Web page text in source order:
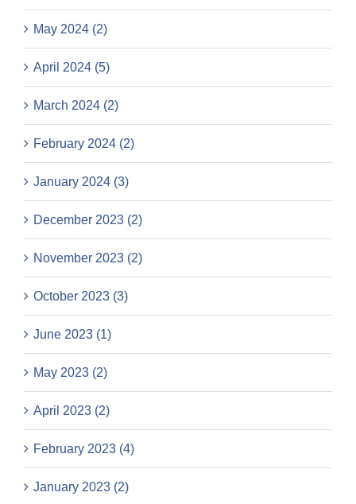
May 2024 (2)
April 2024 (5)
March 2024 (2)
February 2024 (2)
January 2024 (3)
December 2023 (2)
November 2023 (2)
October 2023 (3)
June 2023 (1)
May 2023 (2)
April 2023 (2)
February 2023 (4)
January 2023 (2)